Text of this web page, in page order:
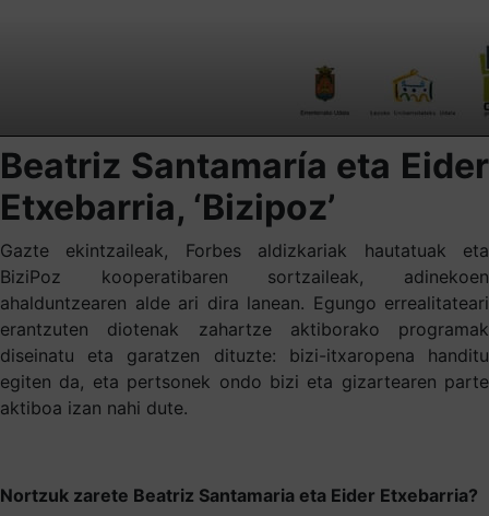
Beatriz Santamaría eta Eider
Etxebarria, ‘Bizipoz’
Gazte ekintzaileak, Forbes aldizkariak hautatuak eta
BiziPoz kooperatibaren sortzaileak, adinekoen
ahalduntzearen alde ari dira lanean. Egungo errealitateari
erantzuten diotenak zahartze aktiborako programak
diseinatu eta garatzen dituzte: bizi-itxaropena handitu
egiten da, eta pertsonek ondo bizi eta gizartearen parte
aktiboa izan nahi dute.
Nortzuk zarete Beatriz Santamaria eta Eider Etxebarria?